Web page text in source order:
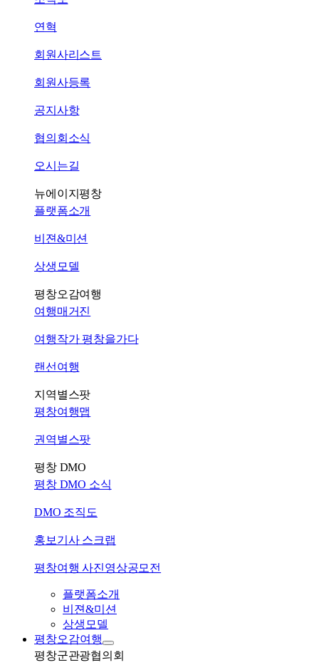
연혁
회원사리스트
회원사등록
공지사항
협의회소식
오시는길
뉴에이지평창
플랫폼소개
비젼&미션
상생모델
평창오감여행
여행매거진
여행작가 평창을가다
랜선여행
지역별스팟
평창여행맵
권역별스팟
평창 DMO
평창 DMO 소식
DMO 조직도
홍보기사 스크랩
평창여행 사진영상공모전
플랫폼소개
비젼&미션
상생모델
평창오감여행
평창군관광협의회